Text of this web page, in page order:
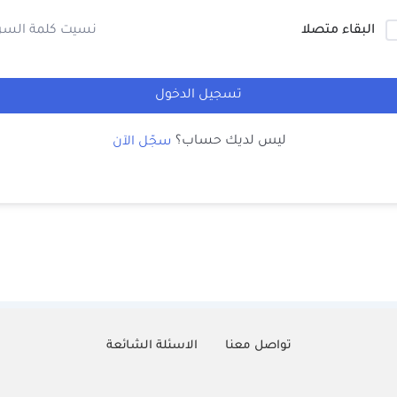
البقاء متصلا نسيت كلمة
تسجيل الدخول
ليس لديك حساب؟ سجّل الآن
تواصل معنا الاسئلة الشائعة